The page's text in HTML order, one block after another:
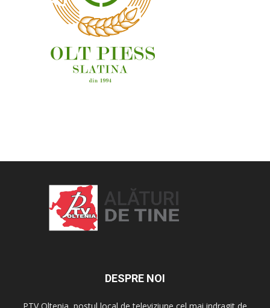
DESPRE NOI
PTV Oltenia, postul local de televiziune cel mai indragit de